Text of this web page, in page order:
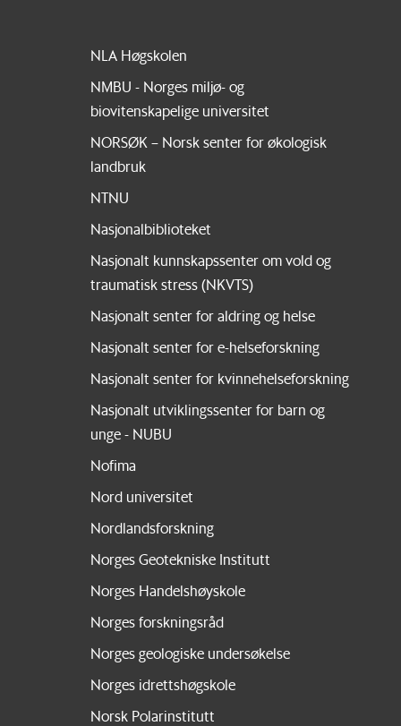
NLA Høgskolen
NMBU - Norges miljø- og
biovitenskapelige universitet
NORSØK – Norsk senter for økologisk
landbruk
NTNU
Nasjonalbiblioteket
Nasjonalt kunnskapssenter om vold og
traumatisk stress (NKVTS)
Nasjonalt senter for aldring og helse
Nasjonalt senter for e-helseforskning
Nasjonalt senter for kvinnehelseforskning
Nasjonalt utviklingssenter for barn og
unge - NUBU
Nofima
Nord universitet
Nordlandsforskning
Norges Geotekniske Institutt
Norges Handelshøyskole
Norges forskningsråd
Norges geologiske undersøkelse
Norges idrettshøgskole
Norsk Polarinstitutt